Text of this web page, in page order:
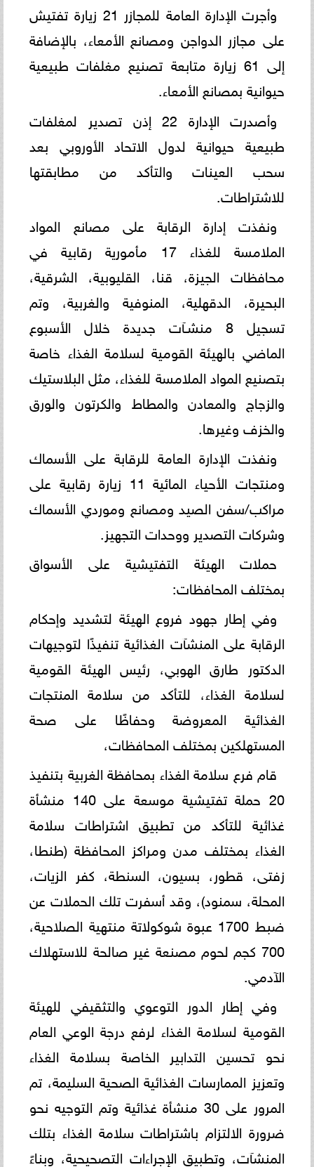
وأجرت الإدارة العامة للمجازر 21 زيارة تفتيش
على مجازر الدواجن ومصانع الأمعاء، بالإضافة
إلى 61 زيارة متابعة تصنيع مغلفات طبيعية
حيوانية بمصانع الأمعاء.
وأصدرت الإدارة 22 إذن تصدير لمغلفات
طبيعية حيوانية لدول الاتحاد الأوروبي بعد
سحب العينات والتأكد من مطابقتها
للاشتراطات.
ونفذت إدارة الرقابة على مصانع المواد
الملامسة للغذاء 17 مأمورية رقابية في
محافظات الجيزة، قنا، القليوبية، الشرقية،
البحيرة، الدقهلية، المنوفية والغربية، وتم
تسجيل 8 منشـآت جديدة خلال الأسبوع
الماضي بالهيئة القومية لسلامة الغذاء خاصة
بتصنيع المواد الملامسة للغذاء، مثل البلاستيك
والزجاج والمعادن والمطاط والكرتون والورق
والخزف وغيرها.
ونفذت الإدارة العامة للرقابة على الأسماك
ومنتجات الأحياء المائية 11 زيارة رقابية على
مراكب/سفن الصيد ومصانع وموردي الأسماك
وشركات التصدير ووحدات التجهيز.
حملات الهيئة التفتيشية على الأسواق
بمختلف المحافظات:
وفي إطار جهود فروع الهيئة لتشديد وإحكام
الرقابة على المنشآت الغذائية تنفيذًا لتوجيهات
الدكتور طارق الهوبي، رئيس الهيئة القومية
لسلامة الغذاء، للتأكد من سلامة المنتجات
الغذائية المعروضة وحفاظًا على صحة
المستهلكين بمختلف المحافظات،
قام فرع سلامة الغذاء بمحافظة الغربية بتنفيذ
20 حملة تفتيشية موسعة على 140 منشأة
غذائية للتأكد من تطبيق اشتراطات سلامة
الغذاء بمختلف مدن ومراكز المحافظة (طنطا،
زفتى، قطور، بسيون، السنطة، كفر الزيات،
المحلة، سمنود)، وقد أسفرت تلك الحملات عن
ضبط 1700 عبوة شوكولاتة منتهية الصلاحية،
700 كجم لحوم مصنعة غير صالحة للاستهلاك
الآدمي.
وفي إطار الدور التوعوي والتثقيفي للهيئة
القومية لسلامة الغذاء لرفع درجة الوعي العام
نحو تحسين التدابير الخاصة بسلامة الغذاء
وتعزيز الممارسات الغذائية الصحية السليمة، تم
المرور على 30 منشأة غذائية وتم التوجيه نحو
ضرورة الالتزام باشتراطات سلامة الغذاء بتلك
المنشآت، وتطبيق الإجراءات التصحيحية، وبناءً